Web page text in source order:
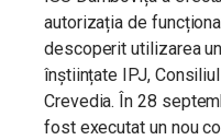
autorizația de
descoperit utilizarea
înștiințate IPJ,
Crevedia. În 28
fost executat un nou